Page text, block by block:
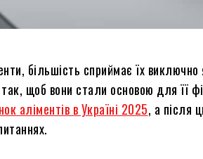
більшість сприймає їх
щоб вони стали основою для її
аліментів в Україні 2025, а після